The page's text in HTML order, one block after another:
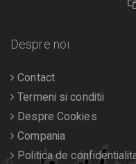
Despre noi
Contact
Termeni si conditii
Despre Cookies
Compania
Politica de